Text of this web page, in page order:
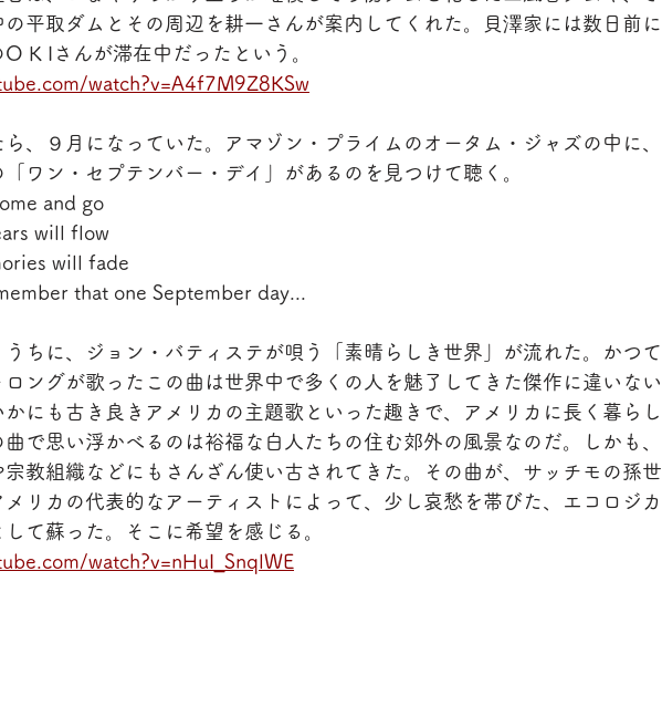
の平取ダムとその周辺を耕一さんが案内してくれた。貝澤家には数日前に
K Iさんが滞在中だったという。
watch?v=A4f7M9Z8KSw
、９月になっていた。アマゾン・プライムのオータム・ジャズの中に、
ワン・セプテンバー・デイ」があるのを見つけて聴く。
and go
will flow
will fade
that one September day...
うちに、ジョン・バティステが唄う「素晴らしき世界」が流れた。かつて
ロングが歌ったこの曲は世界中で多くの人を魅了してきた傑作に違いない
にも古き良きアメリカの主題歌といった趣きで、アメリカに長く暮らし
で思い浮かべるのは裕福な白人たちの住む郊外の風景なのだ。しかも、
宗教組織などにもさんざん使い古されてきた。その曲が、サッチモの孫世
リカの代表的なアーティストによって、少し哀愁を帯びた、エコロジカ
て蘇った。そこに希望を感じる。
watch?v=nHuI_SnqlWE